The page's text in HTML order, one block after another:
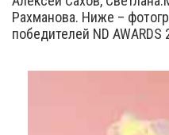
Рахманова. Ниже –
победителей ND AWARDS